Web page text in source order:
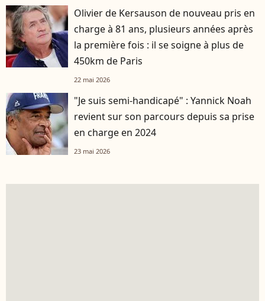
Olivier de Kersauson de nouveau pris en
charge à 81 ans, plusieurs années après
la première fois : il se soigne à plus de
450km de Paris
22 mai 2026
"Je suis semi-handicapé" : Yannick Noah
revient sur son parcours depuis sa prise
en charge en 2024
23 mai 2026